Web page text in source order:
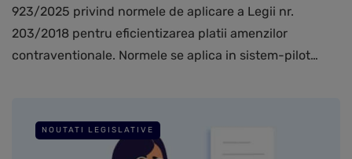
923/2025 privind normele de aplicare a Legii nr.
203/2018 pentru eficientizarea platii amenzilor
contraventionale. Normele se aplica in sistem-pilot…
NOUTATI LEGISLATIVE